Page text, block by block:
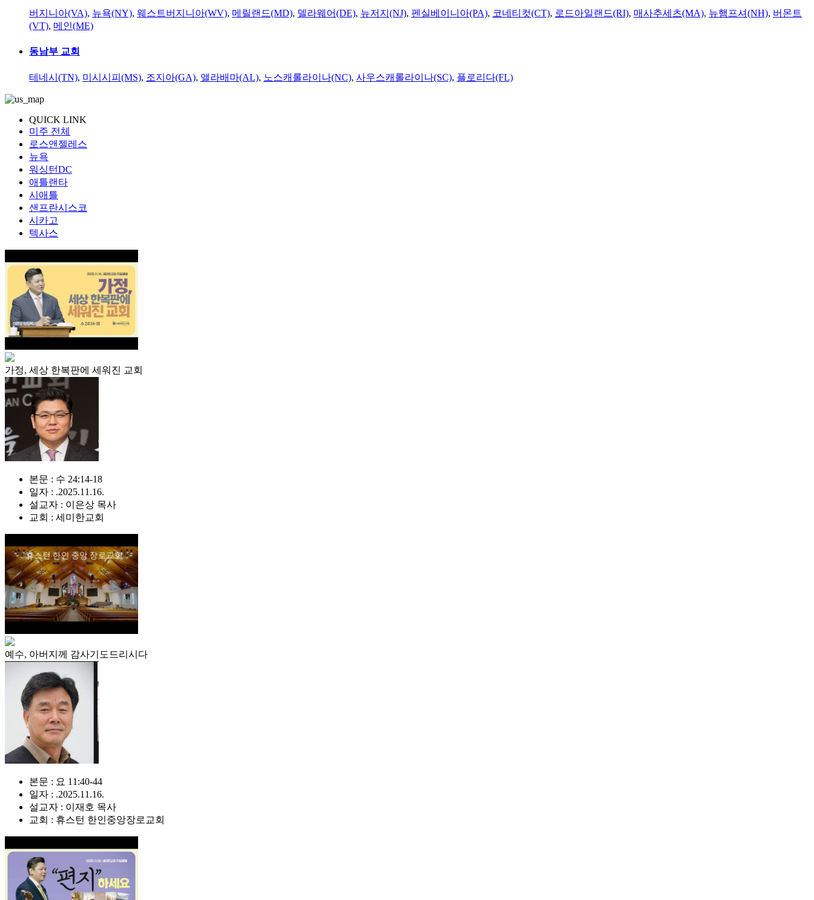
버지니아(VA), 뉴욕(NY), 웨스트버지니아(WV), 메릴랜드(MD), 델라웨어(DE), 뉴저지(NJ), 펜실베이니아(PA), 코네티컷(CT), 로드아일랜드(RI), 매사추세츠(MA), 뉴햄프셔(NH), 버몬트
(VT), 메인(ME)
동남부 교회
테네시(TN), 미시시피(MS), 조지아(GA), 앨라배마(AL), 노스캐롤라이나(NC), 사우스캐롤라이나(SC), 플로리다(FL)
QUICK LINK
미주 전체
로스앤젤레스
뉴욕
워싱턴DC
애틀랜타
시애틀
샌프란시스코
시카고
텍사스
가정, 세상 한복판에 세워진 교회
본문 : 수 24:14-18
일자 : .2025.11.16.
설교자 : 이은상 목사
교회 : 세미한교회
예수, 아버지께 감사기도드리시다
본문 : 요 11:40-44
일자 : .2025.11.16.
설교자 : 이재호 목사
교회 : 휴스턴 한인중앙장로교회